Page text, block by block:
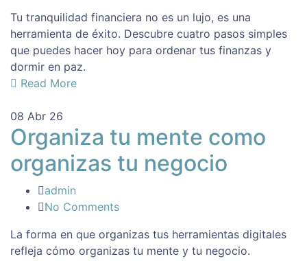
Tu tranquilidad financiera no es un lujo, es una
herramienta de éxito. Descubre cuatro pasos simples
que puedes hacer hoy para ordenar tus finanzas y
dormir en paz.
Read More
08 Abr 26
Organiza tu mente como
organizas tu negocio
admin
No Comments
La forma en que organizas tus herramientas digitales
refleja cómo organizas tu mente y tu negocio.